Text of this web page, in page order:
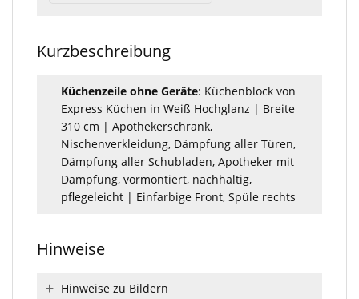
Kurzbeschreibung
Küchenzeile ohne Geräte: Küchenblock von
Express Küchen in Weiß Hochglanz | Breite
310 cm | Apothekerschrank,
Nischenverkleidung, Dämpfung aller Türen,
Dämpfung aller Schubladen, Apotheker mit
Dämpfung, vormontiert, nachhaltig,
pflegeleicht | Einfarbige Front, Spüle rechts
Hinweise
Hinweise zu Bildern